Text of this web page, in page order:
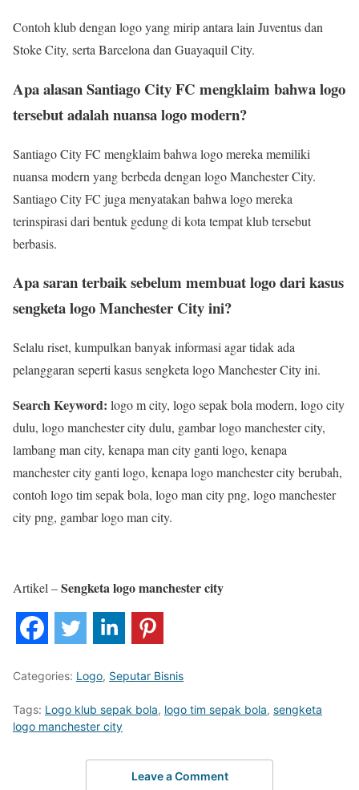
Contoh klub dengan logo yang mirip antara lain Juventus dan
Stoke City, serta Barcelona dan Guayaquil City.
Apa alasan Santiago City FC mengklaim bahwa logo
tersebut adalah nuansa logo modern?
Santiago City FC mengklaim bahwa logo mereka memiliki
nuansa modern yang berbeda dengan logo Manchester City.
Santiago City FC juga menyatakan bahwa logo mereka
terinspirasi dari bentuk gedung di kota tempat klub tersebut
berbasis.
Apa saran terbaik sebelum membuat logo dari kasus
sengketa logo Manchester City ini?
Selalu riset, kumpulkan banyak informasi agar tidak ada
pelanggaran seperti kasus sengketa logo Manchester City ini.
Search Keyword: logo m city, logo sepak bola modern, logo city
dulu, logo manchester city dulu, gambar logo manchester city,
lambang man city, kenapa man city ganti logo, kenapa
manchester city ganti logo, kenapa logo manchester city berubah,
contoh logo tim sepak bola, logo man city png, logo manchester
city png, gambar logo man city.
Artikel –Sengketa logo manchester city
Categories: Logo, Seputar Bisnis
Tags: Logo klub sepak bola, logo tim sepak bola, sengketa
logo manchester city
Leave a Comment